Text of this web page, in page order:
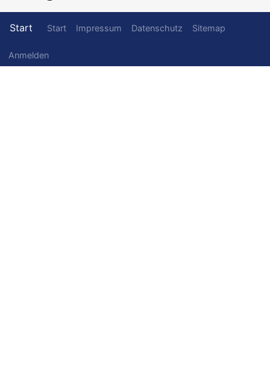
Fußzeilenmenü
Start Start Impressum Datenschutz Sitemap
Benutzermenü
Anmelden